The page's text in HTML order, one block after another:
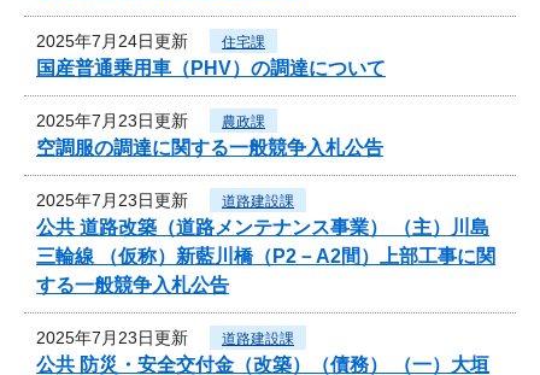
2025年7月24日更新 住宅課
国産普通乗用車（PHV）の調達について
2025年7月23日更新 農政課
空調服の調達に関する一般競争入札公告
2025年7月23日更新 道路建設課
公共 道路改築（道路メンテナンス事業） （主）川島
三輪線 （仮称）新藍川橋（P2－A2間）上部工事に関
する一般競争入札公告
2025年7月23日更新 道路建設課
公共 防災・安全交付金（改築）（債務） （一）大垣